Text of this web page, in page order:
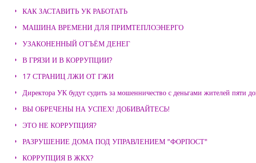
КАК ЗАСТАВИТЬ УК РАБОТАТЬ
МАШИНА ВРЕМЕНИ ДЛЯ ПРИМТЕПЛОЭНЕРГО
УЗАКОНЕННЫЙ ОТЪЁМ ДЕНЕГ
В ГРЯЗИ И В КОРРУПЦИИ?
17 СТРАНИЦ ЛЖИ ОТ ГЖИ
Директора УК будут судить за мошенничество с деньгами жителей пяти
ВЫ ОБРЕЧЕНЫ НА УСПЕХ! ДОБИВАЙТЕСЬ!
ЭТО НЕ КОРРУПЦИЯ?
РАЗРУШЕНИЕ ДОМА ПОД УПРАВЛЕНИЕМ "ФОРПОСТ"
КОРРУПЦИЯ В ЖКХ?